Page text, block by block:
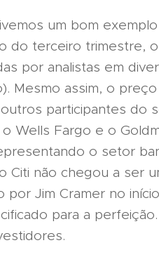
um bom
do terceiro trimestre,
por analistas em
Mesmo assim, o
participantes do
Wells Fargo e o
o setor
Citi não chegou a ser
por Jim Cramer no
para a